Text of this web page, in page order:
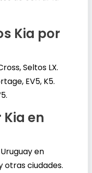
Kia por
Seltos LX.
EV5, K5.
en
en
otras ciudades.